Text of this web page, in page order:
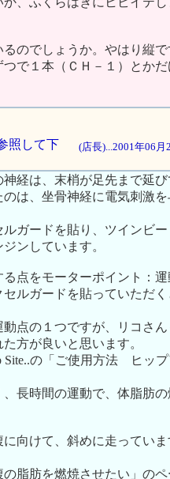
のでしょうか。やはり縦で
で１本（ＣＨ－１）とか
照して下
(店長)...2001年06月
経は、末梢が足先まで延び
は、坐骨神経に電気刺激を
ガードを貼り、ツインビー
ンしています。
点をモーターポイント：
ルガードを貼っていただ
点の１つですが、リコさ
方が良いと思います。
Site..の「ご使用方法 ヒッ
長時間の運動で、体脂肪
向けて、斜めに走っていま
脂肪を燃焼させたい」のペ